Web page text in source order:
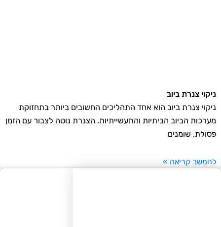
צנרת ביוב
צנרת ביוב הוא אחד התהליכים החשובים ביותר בתחזוקת
הביוב הביתיות והתעשייתיות. הצנרת נוטה לצבור עם הזמן
שומנים
קריאה »